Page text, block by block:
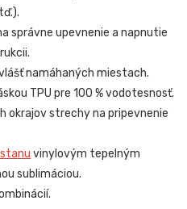
správne upevnenie a napnutie
namáhaných miestach.
TPU pre 100 % vodotesnosť.
okrajov strechy na pripevnenie
vinylovým tepelným
sublimáciou.